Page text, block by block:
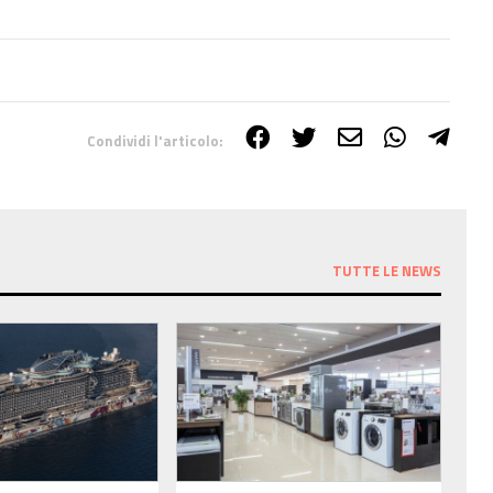
Condividi l'articolo:
TUTTE LE NEWS